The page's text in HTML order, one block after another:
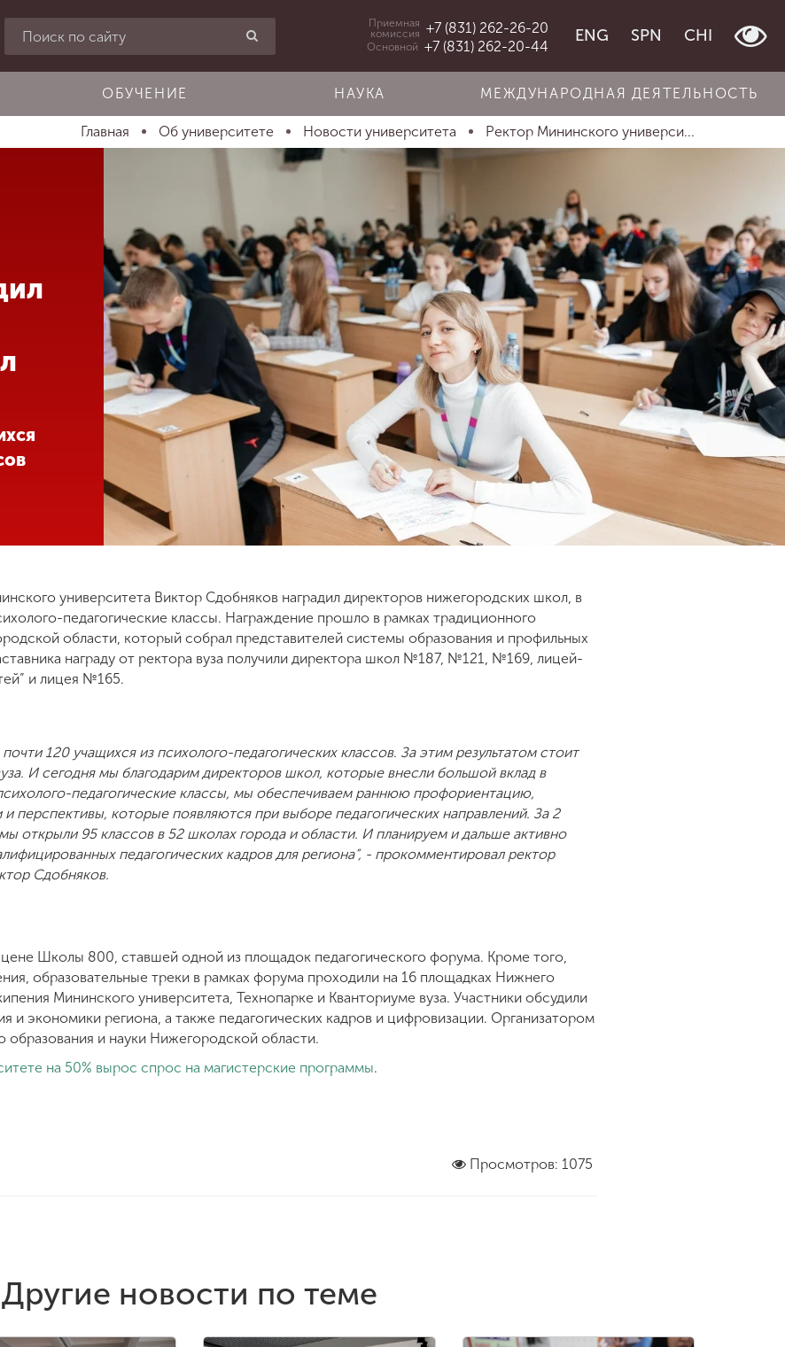
Приемная
комиссия +7 (831) 262-26-20
Основной +7 (831) 262-20-44
ENG SPN CHI
ОБУЧЕНИЕ НАУКА МЕЖДУНАРОДНАЯ ДЕЯТЕЛЬНОСТЬ
Главная Об университете Новости университета Ректор Мининского универси...
университета Виктор Сдобняков наградил директоров нижегородских школ, в
педагогические классы. Награждение прошло в рамках традиционного
области, который собрал представителей системы образования и профильных
награду от ректора вуза получили директора школ №187, №121, №169, лицей-
и лицея №165.
120 учащихся из психолого-педагогических классов. За этим результатом стоит
И сегодня мы благодарим директоров школ, которые внесли большой вклад в
педагогические классы, мы обеспечиваем раннюю профориентацию,
перспективы, которые появляются при выборе педагогических направлений. За 2
открыли 95 классов в 52 школах города и области. И планируем и дальше активно
педагогических кадров для региона”, - прокомментировал ректор
Сдобняков.
Школы 800, ставшей одной из площадок педагогического форума. Кроме того,
образовательные треки в рамках форума проходили на 16 площадках Нижнего
Мининского университета, Технопарке и Кванториуме вуза. Участники обсудили
и экономики региона, а также педагогических кадров и цифровизации. Организатором
и науки Нижегородской области.
на 50% вырос спрос на магистерские программы.
Просмотров: 1075
Другие новости по теме